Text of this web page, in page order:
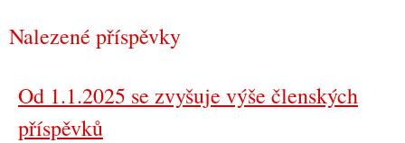
Nalezené příspěvky
Od 1.1.2025 se zvyšuje výše členských
příspěvků